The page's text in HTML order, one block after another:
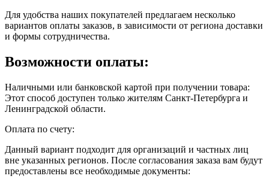
Для удобства наших покупателей предлагаем несколько
вариантов оплаты заказов, в зависимости от региона доставки
и формы сотрудничества.
Возможности оплаты:
Наличными или банковской картой при получении товара:
Этот способ доступен только жителям Санкт-Петербурга и
Ленинградской области.
Оплата по счету:
Данный вариант подходит для организаций и частных лиц
вне указанных регионов. После согласования заказа вам будут
предоставлены все необходимые документы: